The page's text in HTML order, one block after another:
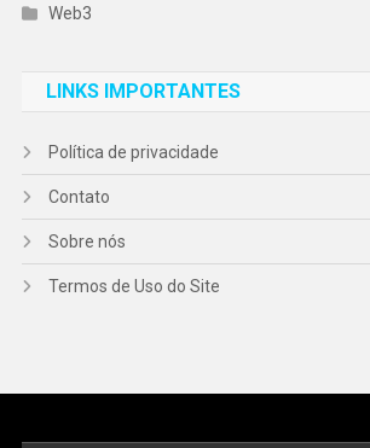
Web3
LINKS IMPORTANTES
Política de privacidade
Contato
Sobre nós
Termos de Uso do Site